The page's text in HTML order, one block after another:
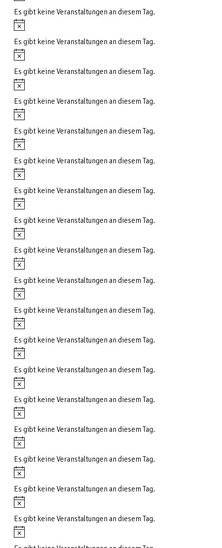
Es gibt keine Veranstaltungen an diesem Tag.
Hinweis
Es gibt keine Veranstaltungen an diesem Tag.
Hinweis
Es gibt keine Veranstaltungen an diesem Tag.
Hinweis
Es gibt keine Veranstaltungen an diesem Tag.
Hinweis
Es gibt keine Veranstaltungen an diesem Tag.
Hinweis
Es gibt keine Veranstaltungen an diesem Tag.
Hinweis
Es gibt keine Veranstaltungen an diesem Tag.
Hinweis
Es gibt keine Veranstaltungen an diesem Tag.
Hinweis
Es gibt keine Veranstaltungen an diesem Tag.
Hinweis
Es gibt keine Veranstaltungen an diesem Tag.
Hinweis
Es gibt keine Veranstaltungen an diesem Tag.
Hinweis
Es gibt keine Veranstaltungen an diesem Tag.
Hinweis
Es gibt keine Veranstaltungen an diesem Tag.
Hinweis
Es gibt keine Veranstaltungen an diesem Tag.
Hinweis
Es gibt keine Veranstaltungen an diesem Tag.
Hinweis
Es gibt keine Veranstaltungen an diesem Tag.
Hinweis
Es gibt keine Veranstaltungen an diesem Tag.
Hinweis
Es gibt keine Veranstaltungen an diesem Tag.
Hinweis